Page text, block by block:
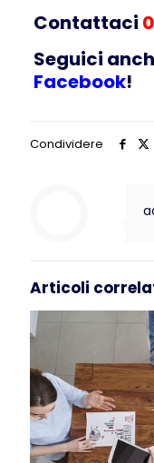
Contattaci
Seguici
Facebook!
Condividere
Articoli